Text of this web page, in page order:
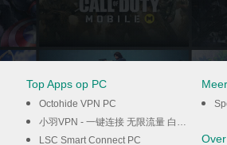
Top Apps op PC
Octohide VPN PC
小羽VPN - 一键连接 无限流量 白嫖VPN PC
LSC Smart Connect PC
Over